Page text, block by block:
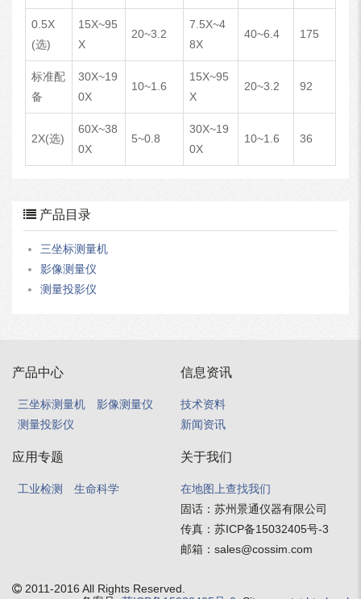
0.5X
(选)
15X~95
X
20~3.2
7.5X~4
8X
40~6.4 175
标准配
备
30X~19
0X
10~1.6
15X~95
X
20~3.2 92
2X(选)
60X~38
0X
5~0.8
30X~19
0X
10~1.6 36
产品目录
三坐标测量机
影像测量仪
测量投影仪
产品中心
三坐标测量机
影像测量仪
测量投影仪
信息资讯
技术资料
新闻资讯
应用专题
工业检测 生命科学
关于我们
在地图上查找我们
固话： 苏州景通仪器有限公司
传真： 苏ICP备15032405号-3
邮箱： sales@cossim.com
2011-2016 All Rights Reserved.